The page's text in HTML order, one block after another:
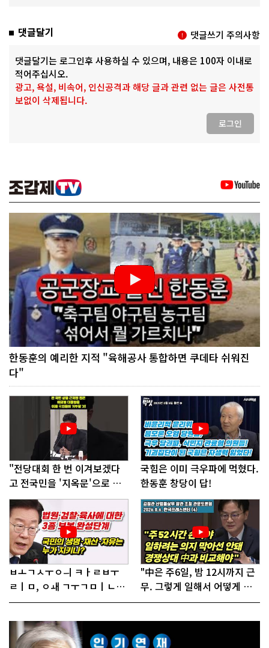
댓글달기 댓글쓰기 주의사항
댓글달기는 로그인후 사용하실 수 있으며, 내용은 100자 이내로
적어주십시오.
광고, 욕설, 비속어, 인신공격과 해당 글과 관련 없는 글은 사전통
보없이 삭제됩니다.
로그인
한동훈의 예리한 지적 "육해공사 통합하면 쿠데타 쉬워진
다"
"전당대회 한 번 이겨보겠다
고 전국민을 '지옥문'으로 밀
어!"
국힘은 이미 극우파에 먹혔다.
한동훈 창당이 답!
ㅂㅗㄱㅅㅜㅇㅢ ㅋㅏㄹㅂㅜ
ㄹㅣㅁ, ㅇㅙ ㄱㅜㄱㅁㅣㄴㄷ
ㅡㄹㅇㅣ ㄷㅏㅇㅎㅐㅇㅑ ㅎ
"中은 주6일, 밤 12시까지 근
무. 그렇게 일해서 어떻게 경
쟁하냐 반문하더라"